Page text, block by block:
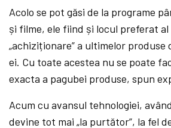
Acolo se pot găsi de la programe
și filme, ele fiind și locul preferat
„achiziționare” a ultimelor
ei. Cu toate acestea nu se poate
exacta a pagubei produse, spun
Acum cu avansul tehnologiei,
devine tot mai „la purtător”, la fel